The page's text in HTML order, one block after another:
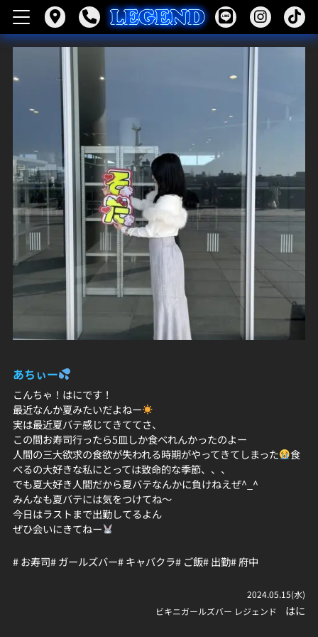
あちぃー
こんちゃ！はにです！
最近なんか夏みたいだよねー
実は最近夏バテ感じてきててさ、
この間お寿司行ったら5皿しか食べれんかったのよー
人間の三大欲求の食欲が失われる時期がやってきてしまった
食
べるの大好きな私にとっては致命的な季節、、、
でも夏大好き人間だから夏バテなんかに負けねえぜ^_^
みんなも夏バテには気をつけてね〜
今日はラストまで出勤してるよん
ぜひ会いにきてねー
# お寿司# ガールズバー# キャバクラ# ご飯# 出勤# 府中
2024.05.15(水)
ビキニガールズバー レジェンド
はに